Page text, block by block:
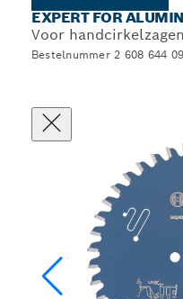
EXPERT FOR
Voor
Bestelnummer 2 608 644